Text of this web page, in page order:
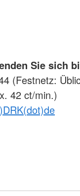
Sie sich
(Festnetz:
42 ct/min.)